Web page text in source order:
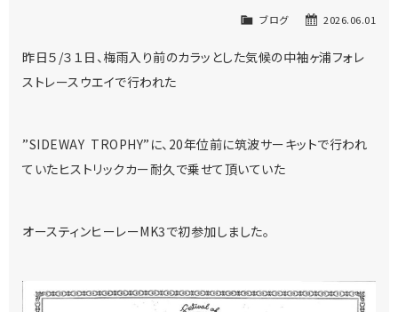
2026.06.01
ブログ
昨日５/３１日、梅雨入り前のカラッとした気候の中袖ヶ浦フォレ
ストレースウエイで行われた
”SIDEWAY TROPHY”に、20年位前に筑波サーキットで行われ
ていたヒストリックカー耐久で乗せて頂いていた
オースティンヒーレーMK3で初参加しました。